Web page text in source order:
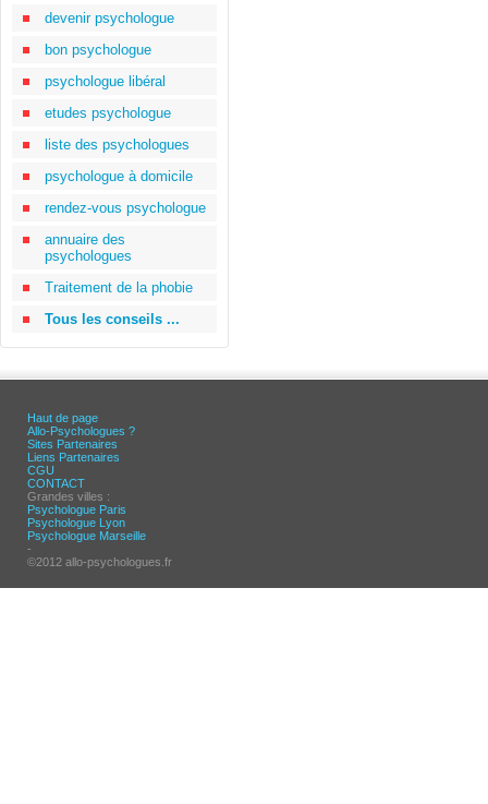
devenir psychologue
bon psychologue
psychologue libéral
etudes psychologue
liste des psychologues
psychologue à domicile
rendez-vous psychologue
annuaire des
psychologues
Traitement de la phobie
Tous les conseils ...
Haut de page
Allo-Psychologues ?
Sites Partenaires
Liens Partenaires
CGU
CONTACT
Grandes villes :
Psychologue Paris
Psychologue Lyon
Psychologue Marseille
-
©2012 allo-psychologues.fr